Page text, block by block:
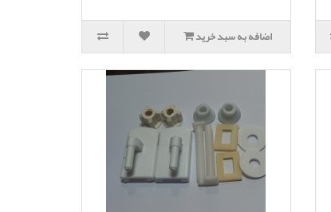
اضافه به سبد خرید